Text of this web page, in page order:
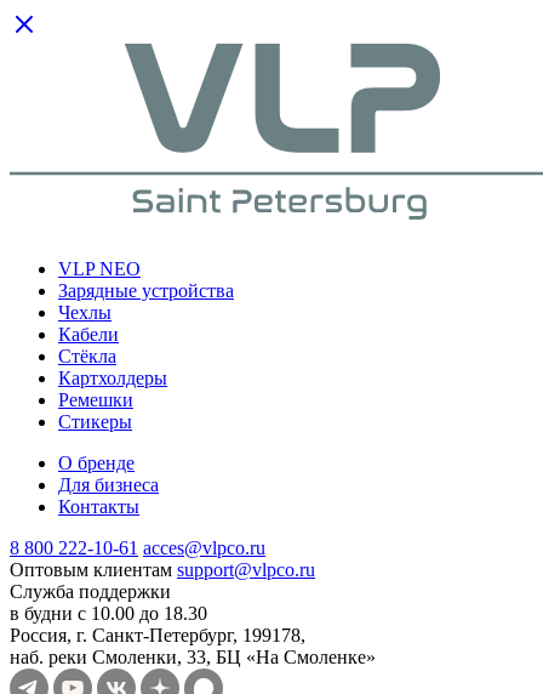
VLP NEO
Зарядные устройства
Чехлы
Кабели
Cтёкла
Картхолдеры
Ремешки
Стикеры
О бренде
Для бизнеса
Контакты
8 800 222-10-61 acces@vlpco.ru
Оптовым клиентам support@vlpco.ru
Служба поддержки
в будни с 10.00 до 18.30
Россия, г. Санкт-Петербург, 199178,
наб. реки Смоленки, 33, БЦ «На Смоленке»